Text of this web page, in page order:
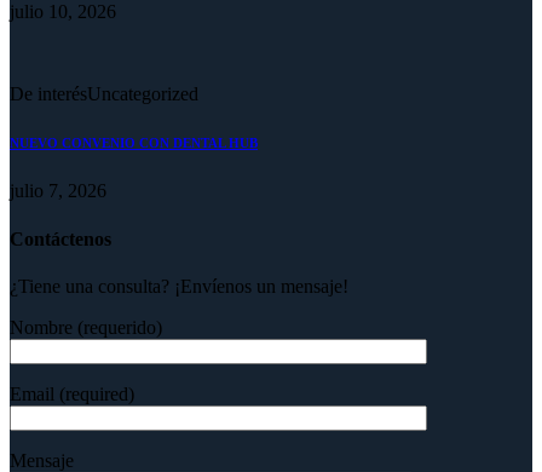
julio 10, 2026
De interésUncategorized
NUEVO CONVENIO CON DENTAL HUB
julio 7, 2026
Contáctenos
¿Tiene una consulta? ¡Envíenos un mensaje!
Nombre (requerido)
Email (required)
Mensaje